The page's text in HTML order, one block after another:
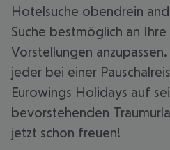
Hotelsuche obendrein
Suche bestmöglich an
Vorstellungen
jeder bei einer
Eurowings Holidays auf
bevorstehenden
jetzt schon freuen!